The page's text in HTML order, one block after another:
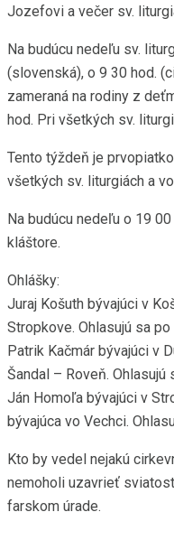
Jozefovi a večer sv.
Na budúcu nedeľu sv.
(slovenská), o 9 30 hod.
zameraná na rodiny z
hod. Pri všetkých sv.
Tento týždeň je
všetkých sv. liturgiách a
Na budúcu nedeľu o 19
kláštore.
Ohlášky:
Juraj Košuth bývajúci v
Stropkove. Ohlasujú sa po
Patrik Kačmár bývajúci v
Šandal – Roveň. Ohlasujú
Ján Homoľa bývajúci v
bývajúca vo Vechci.
Kto by vedel nejakú
nemoholi uzavrieť
farskom úrade.